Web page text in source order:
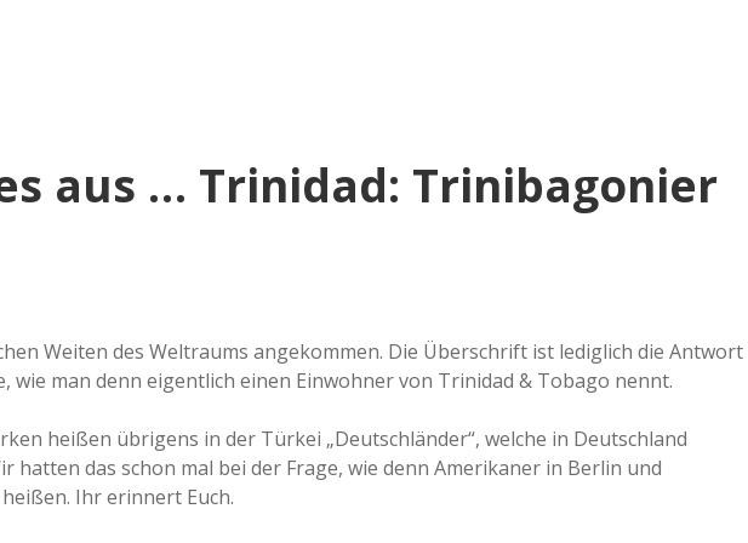
B
a
d
e
aus … Trinidad: Trinibagonier
Weiten des Weltraums angekommen. Die Überschrift ist lediglich die Antwort
wie man denn eigentlich einen Einwohner von Trinidad & Tobago nennt.
heißen übrigens in der Türkei „Deutschländer“, welche in Deutschland
hatten das schon mal bei der Frage, wie denn Amerikaner in Berlin und
Ihr erinnert Euch.